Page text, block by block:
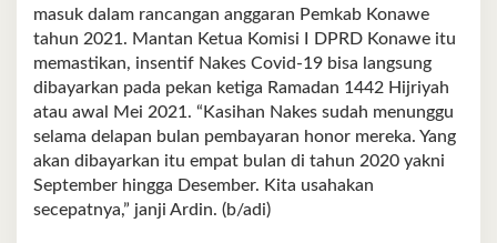
masuk dalam rancangan anggaran Pemkab Konawe
tahun 2021. Mantan Ketua Komisi I DPRD Konawe itu
memastikan, insentif Nakes Covid-19 bisa langsung
dibayarkan pada pekan ketiga Ramadan 1442 Hijriyah
atau awal Mei 2021. “Kasihan Nakes sudah menunggu
selama delapan bulan pembayaran honor mereka. Yang
akan dibayarkan itu empat bulan di tahun 2020 yakni
September hingga Desember. Kita usahakan
secepatnya,” janji Ardin. (b/adi)